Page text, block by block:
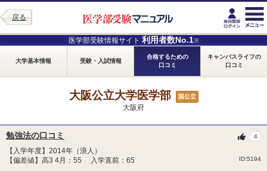
戻る
医学部受験情報サイト 利用者数No.1※
大学基本情報 受験・入試情報
合格するための
口コミ
キャンパスライフの
口コミ
大阪公立大学医学部 国公立
大阪府
勉強法の口コミ
【入学年度】2014年（浪人）
【偏差値】高3 4月：55 入学直前：65
ID:5194
4